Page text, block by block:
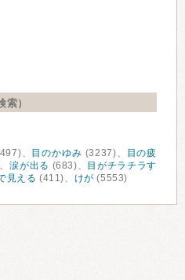
）
、 目のかゆみ (3237)、
目の疲
涙が出る (683)、
目がチラチラす
見える (411)、 けが (5553)